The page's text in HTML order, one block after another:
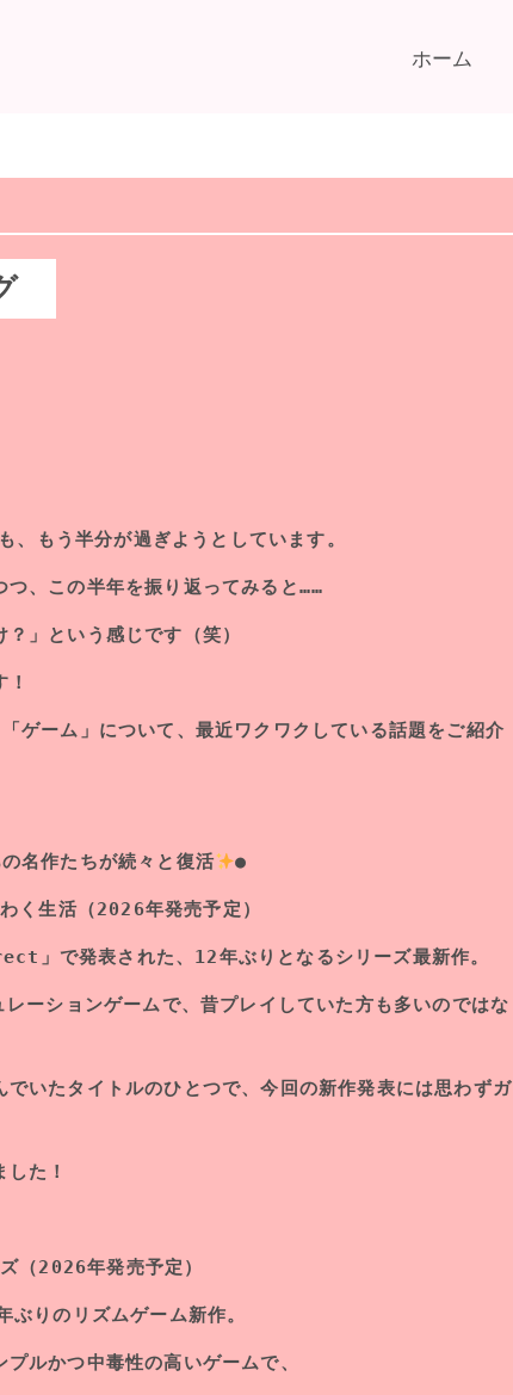
ホーム
もう半分が過ぎようとしています。
つ、この半年を振り返ってみると……
」という感じです（笑）
ゲーム」について、最近ワクワクしている話題をご紹介
名作たちが続々と復活 ●
生活（2026年発売予定）
で発表された、12年ぶりとなるシリーズ最新作。
ーションゲームで、昔プレイしていた方も多いのではな
いたタイトルのひとつで、今回の新作発表には思わずガ
た！
（2026年発売予定）
りのリズムゲーム新作。
ルかつ中毒性の高いゲームで、